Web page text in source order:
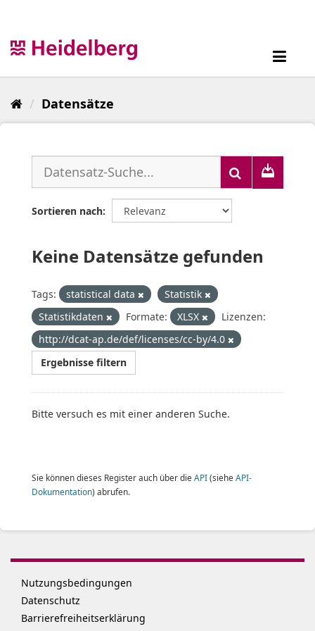
Datensätze
Sortieren nach
Keine Datensätze gefunden
Tags: statistical data
Statistik
Statistikdaten
Formate: XLSX
Lizenzen:
http://dcat-ap.de/def/licenses/cc-by/4.0
Ergebnisse filtern
Bitte versuch es mit einer anderen Suche.
Sie können dieses Register auch über die API(siehe API-
Dokumentation) abrufen.
Nutzungsbedingungen
Datenschutz
Barrierefreiheitserklärung